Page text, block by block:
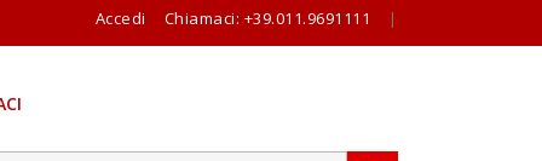
Accedi Chiamaci: +39.011.9691111 |